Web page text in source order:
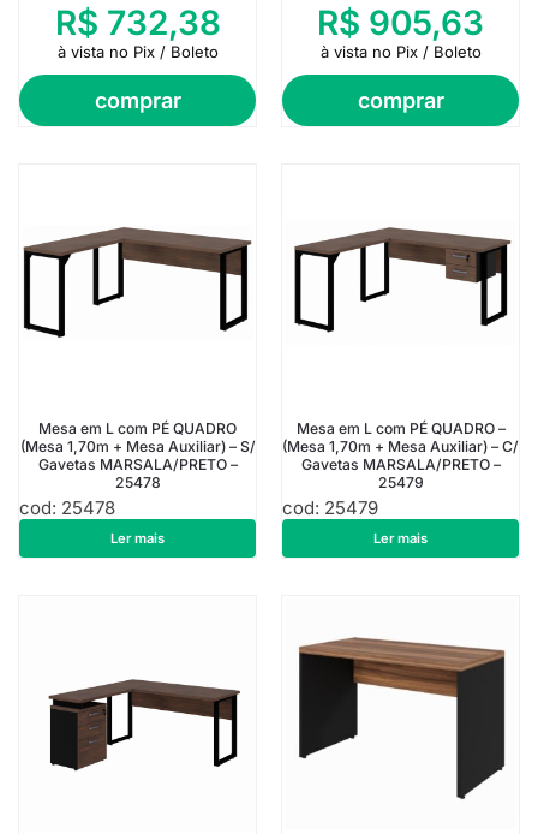
comprar
R$ 732,38
à vista no Pix / Boleto
comprar
R$ 905,63
à vista no Pix / Boleto
Mesa em L com PÉ QUADRO
(Mesa 1,70m + Mesa Auxiliar) – S/
Gavetas MARSALA/PRETO –
25478
cod: 25478
882,00
Ler mais
Mesa em L com PÉ QUADRO –
(Mesa 1,70m + Mesa Auxiliar) – C/
Gavetas MARSALA/PRETO –
25479
cod: 25479
1.074,50
Ler mais